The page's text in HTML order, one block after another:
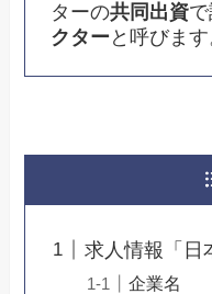
ターの共同出資
クター と呼びます
求人情報「日
企業名